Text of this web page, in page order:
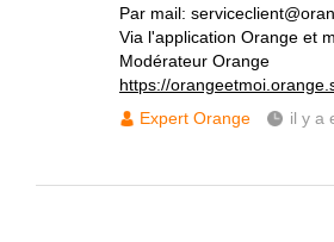
Par mail:
Via l'application Orange et
Modérateur Orange
https://
Expert Orange
il y a